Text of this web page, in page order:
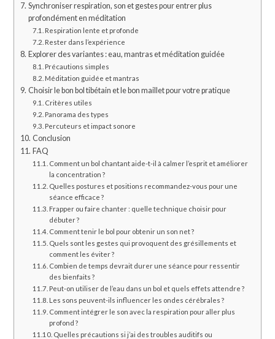
Synchroniser respiration, son et gestes pour entrer plus
profondément en méditation
Respiration lente et profonde
Rester dans l’expérience
Explorer des variantes : eau, mantras et méditation guidée
Précautions simples
Méditation guidée et mantras
Choisir le bon bol tibétain et le bon maillet pour votre pratique
Critères utiles
Panorama des types
Percuteurs et impact sonore
Conclusion
FAQ
Comment un bol chantant aide-t-il à calmer l’esprit et améliorer
la concentration ?
Quelles postures et positions recommandez-vous pour une
séance efficace ?
Frapper ou faire chanter : quelle technique choisir pour
débuter ?
Comment tenir le bol pour obtenir un son net ?
Quels sont les gestes qui provoquent des grésillements et
comment les éviter ?
Combien de temps devrait durer une séance pour ressentir
des bienfaits ?
Peut-on utiliser de l’eau dans un bol et quels effets attendre ?
Les sons peuvent-ils influencer les ondes cérébrales ?
Comment intégrer le son avec la respiration pour aller plus
profond ?
Quelles précautions si j’ai des troubles auditifs ou